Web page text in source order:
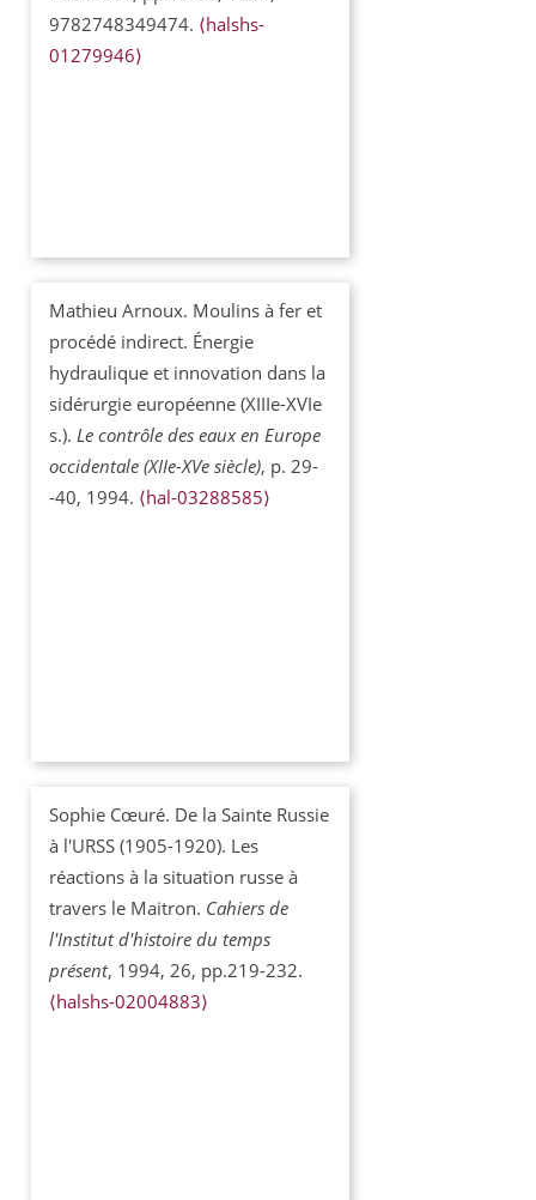
9782748349474. ⟨halshs-
01279946⟩
Mathieu Arnoux. Moulins à fer et
procédé indirect. Énergie
hydraulique et innovation dans la
sidérurgie européenne (XIIIe-XVIe
s.). Le contrôle des eaux en Europe
occidentale (XIIe-XVe siècle), p. 29-
-40, 1994. ⟨hal-03288585⟩
Sophie Cœuré. De la Sainte Russie
à l'URSS (1905-1920). Les
réactions à la situation russe à
travers le Maitron. Cahiers de
l'Institut d'histoire du temps
présent, 1994, 26, pp.219-232.
⟨halshs-02004883⟩